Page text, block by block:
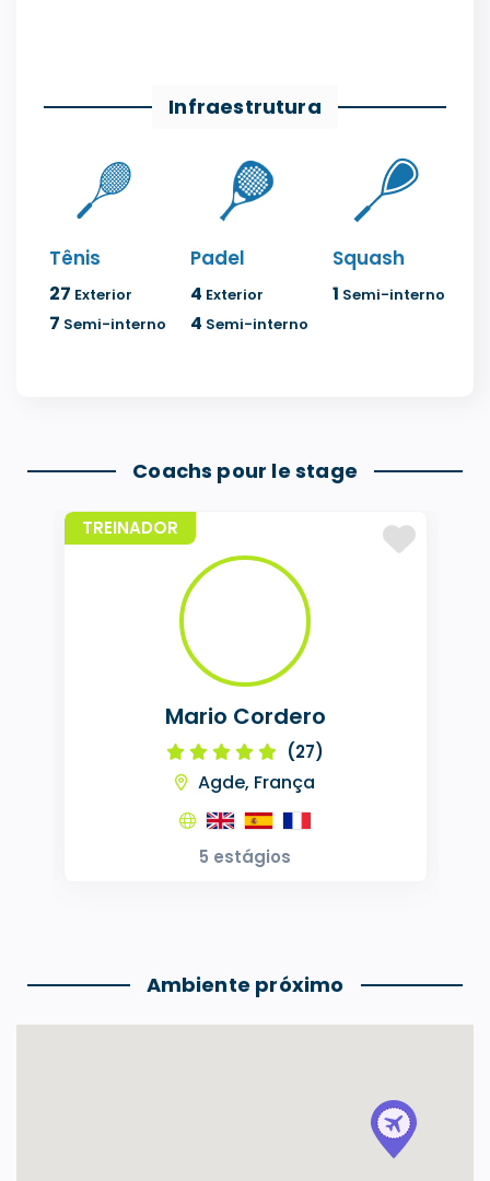
Infraestrutura
Tênis
27 Exterior
7 Semi-interno
Padel
4 Exterior
4 Semi-interno
Squash
1 Semi-interno
Coachs pour le stage
TREINADOR
Mario Cordero
(27)
Agde, França
5 estágios
Ambiente próximo